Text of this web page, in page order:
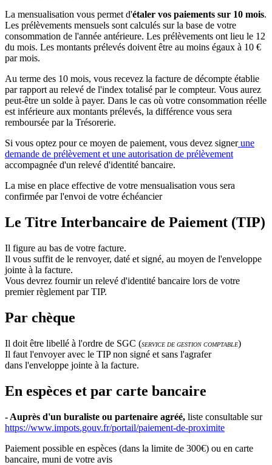
La mensualisation vous permet d'étaler vos paiements sur 10 mois.
Les prélèvements mensuels sont calculés sur la base de votre
consommation de l'année antérieure. Les prélèvements ont lieu le 12
du mois. Les montants prélevés doivent être au moins égaux à 10 €
par mois.
Au terme des 10 mois, vous recevez la facture de décompte établie
par rapport au relevé de l'index totalisé par le compteur. Vous aurez
peut-être un solde à payer. Dans le cas où votre consommation réelle
est inférieure aux montants prélevés, la différence vous sera
remboursée par la Trésorerie.
Si vous optez pour ce moyen de paiement, vous devez signerune
demande de prélèvement et une autorisation de prélèvement
accompagnée d'un relevé d'identité bancaire.
La mise en place effective de votre mensualisation vous sera
confirmée par l'envoi de votre échéancier
Le Titre Interbancaire de Paiement (TIP)
Il figure au bas de votre facture.
Il vous suffit de le renvoyer, daté et signé, au moyen de l'enveloppe
jointe à la facture.
Vous devrez fournir un relevé d'identité bancaire lors de votre
premier règlement par TIP.
Par chèque
Il doit être libellé à l'ordre de SGC (SERVICE DE GESTION COMPTABLE)
Il faut l'envoyer avec le TIP non signé et sans l'agrafer
dans l'enveloppe jointe à la facture.
En espèces et par carte bancaire
- Auprès d'un buraliste ou partenaire agréé, liste consultable sur
https://www.impots.gouv.fr/portail/paiement-de-proximite
Paiement possible en espèces (dans la limite de 300€) ou en carte
bancaire, muni de votre avis